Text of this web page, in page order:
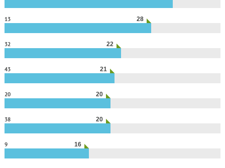
13 28
32 22
43 21
20 20
38 20
9 16